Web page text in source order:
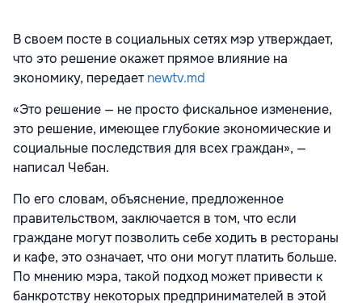
В своем посте в социальных сетях мэр утверждает,
что это решение окажет прямое влияние на
экономику, передаетnewtv.md
«Это решение — не просто фискальное изменение,
это решение, имеющее глубокие экономические и
социальные последствия для всех граждан», —
написал Чебан.
По его словам, объяснение, предложенное
правительством, заключается в том, что если
граждане могут позволить себе ходить в рестораны
и кафе, это означает, что они могут платить больше.
По мнению мэра, такой подход может привести к
банкротству некоторых предпринимателей в этой